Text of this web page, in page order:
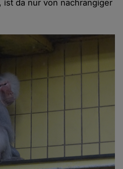
ist da nur von nachrangiger